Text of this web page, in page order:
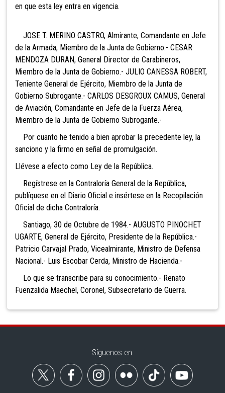
en que esta ley entra en vigencia.
JOSE T. MERINO CASTRO, Almirante, Comandante en Jefe
de la Armada, Miembro de la Junta de Gobierno.- CESAR
MENDOZA DURAN, General Director de Carabineros,
Miembro de la Junta de Gobierno.- JULIO CANESSA ROBERT,
Teniente General de Ejército, Miembro de la Junta de
Gobierno Subrogante.- CARLOS DESGROUX CAMUS, General
de Aviación, Comandante en Jefe de la Fuerza Aérea,
Miembro de la Junta de Gobierno Subrogante.-
Por cuanto he tenido a bien aprobar la precedente ley, la
sanciono y la firmo en señal de promulgación.
Llévese a efecto como Ley de la República.
Regístrese en la Contraloría General de la República,
publíquese en el Diario Oficial e insértese en la Recopilación
Oficial de dicha Contraloría.
Santiago, 30 de Octubre de 1984.- AUGUSTO PINOCHET
UGARTE, General de Ejército, Presidente de la República.-
Patricio Carvajal Prado, Vicealmirante, Ministro de Defensa
Nacional.- Luis Escobar Cerda, Ministro de Hacienda.-
Lo que se transcribe para su conocimiento.- Renato
Fuenzalida Maechel, Coronel, Subsecretario de Guerra.
Síguenos en: